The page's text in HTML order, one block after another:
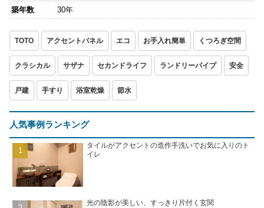
築年数
30年
TOTO アクセントパネル エコ お手入れ簡単 くつろぎ空間
クラシカル サザナ セカンドライフ ランドリーパイプ 安全
戸建 手すり 浴室乾燥 節水
人気事例ランキング
タイルがアクセントの造作手洗いでお気に入りのト
イレ
光の陰影が美しい、すっきり片付く玄関